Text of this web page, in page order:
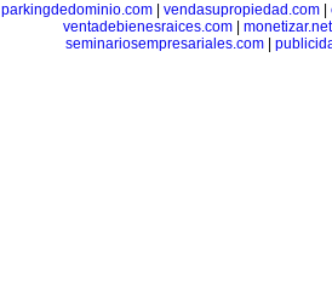
parkingdedominio.com| vendasupropiedad.com|
ventadebienesraices.com
monetizar.net
seminariosempresariales.com